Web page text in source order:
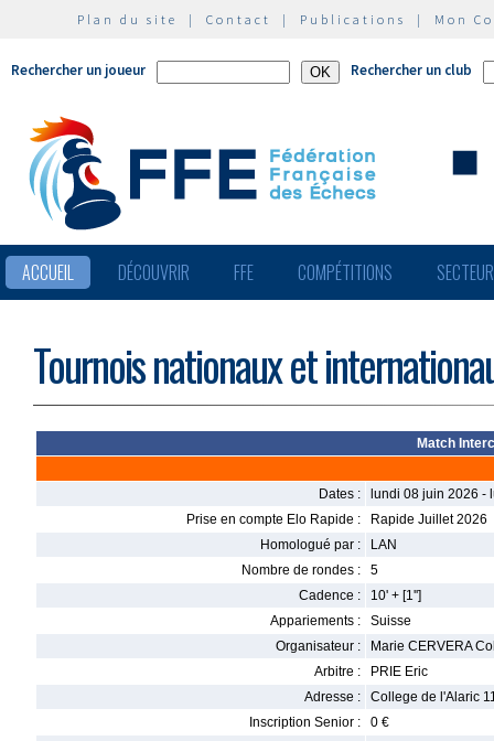
Plan du site | Contact | Publications | Mon
Rechercher un joueur Rechercher un club
ACCUEIL DÉCOUVRIR FFE COMPÉTITIONS
Tournois nationaux et
Match
Dates :
lundi 08 juin 2026 -
Prise en compte Elo Rapide :
Rapide Juillet 2026
Homologué par :
LAN
Nombre de rondes :
5
Cadence :
10' + [1'']
Appariements :
Suisse
Organisateur :
Marie CERVERA
Arbitre :
PRIE Eric
Adresse :
College de l'Alaric
Inscription Senior :
0 €